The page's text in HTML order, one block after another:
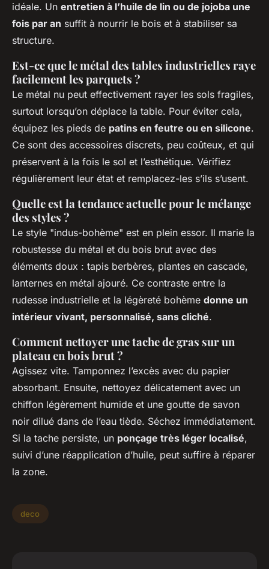
idéale. Un entretien à l’huile de lin ou de jojoba une
fois par an suffit à nourrir le bois et à stabiliser sa
structure.
Est-ce que le métal des tables industrielles raye
facilement les parquets ?
Le métal nu peut effectivement rayer les sols fragiles,
surtout lorsqu’on déplace la table. Pour éviter cela,
équipez les pieds de patins en feutre ou en silicone.
Ce sont des accessoires discrets, peu coûteux, et qui
préservent à la fois le sol et l’esthétique. Vérifiez
régulièrement leur état et remplacez-les s’ils s’usent.
Quelle est la tendance actuelle pour le mélange
des styles ?
Le style "indus-bohème" est en plein essor. Il marie la
robustesse du métal et du bois brut avec des
éléments doux : tapis berbères, plantes en cascade,
lanternes en métal ajouré. Ce contraste entre la
rudesse industrielle et la légèreté bohème donne un
intérieur vivant, personnalisé, sans cliché.
Comment nettoyer une tache de gras sur un
plateau en bois brut ?
Agissez vite. Tamponnez l’excès avec du papier
absorbant. Ensuite, nettoyez délicatement avec un
chiffon légèrement humide et une goutte de savon
noir dilué dans de l’eau tiède. Séchez immédiatement.
Si la tache persiste, un ponçage très léger localisé,
suivi d’une réapplication d’huile, peut suffire à réparer
la zone.
deco